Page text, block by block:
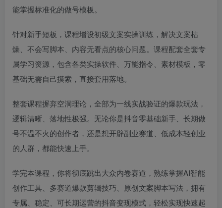
能掌握标准化的做号模板。
针对新手短板，课程增设初级文案实操训练，解决文案枯
燥、不会写脚本、内容无看点的核心问题。课程配套全套专
属学习资源，包含各类实操软件、万能指令、素材模板，零
基础无需自己摸索，直接套用落地。
整套课程摒弃空洞理论，全部为一线实战验证的爆款玩法，
逻辑清晰、落地性极强。无论你是抖音零基础新手、长期做
号不温不火的创作者，还是想开辟副业赛道、低成本轻创业
的人群，都能快速上手。
学完本课程，你将彻底跳出大众内卷赛道，熟练掌握AI智能
创作工具、多赛道爆款剪辑技巧、原创文案脚本写法，拥有
专属、稳定、可长期运营的抖音变现模式，轻松实现快速起